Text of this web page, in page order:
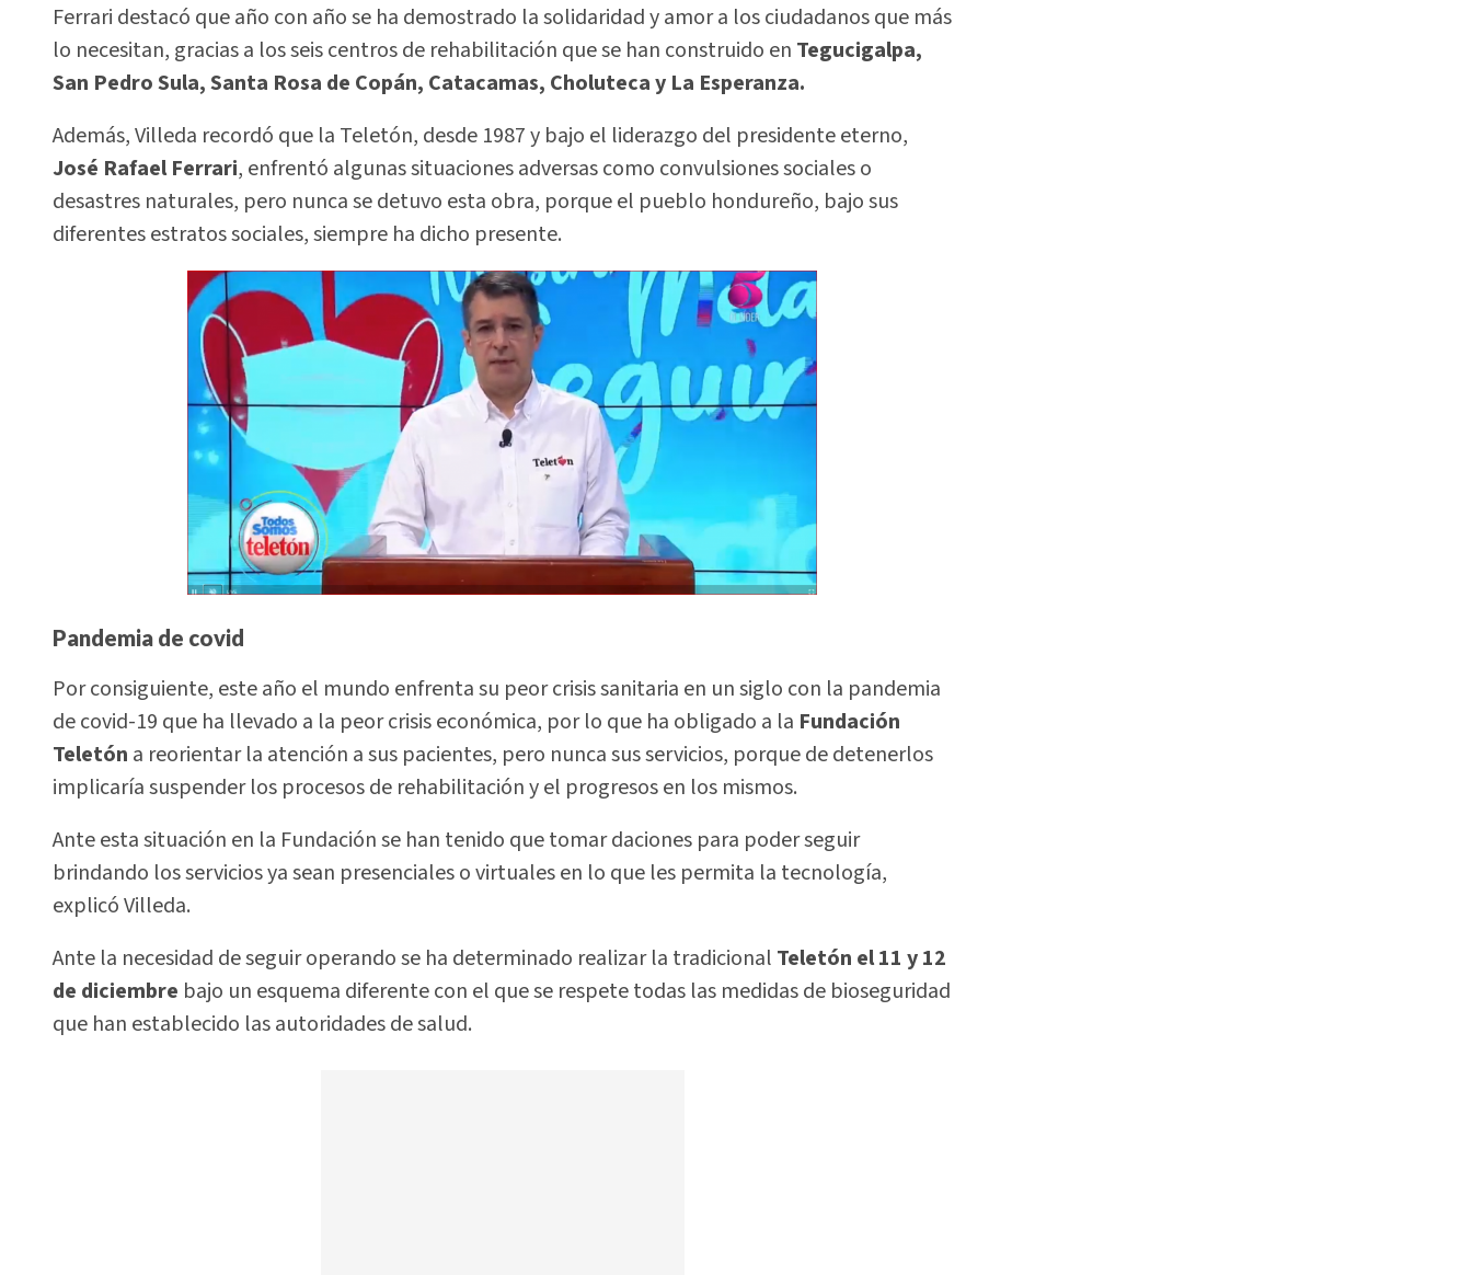
Ferrari destacó que año con año se ha demostrado la solidaridad y amor a los ciudadanos que más
lo necesitan, gracias a los seis centros de rehabilitación que se han construido en Tegucigalpa,
San Pedro Sula, Santa Rosa de Copán, Catacamas, Choluteca y La Esperanza.
Además, Villeda recordó que la Teletón, desde 1987 y bajo el liderazgo del presidente eterno,
José Rafael Ferrari, enfrentó algunas situaciones adversas como convulsiones sociales o
desastres naturales, pero nunca se detuvo esta obra, porque el pueblo hondureño, bajo sus
diferentes estratos sociales, siempre ha dicho presente.
Pandemia de covid
Por consiguiente, este año el mundo enfrenta su peor crisis sanitaria en un siglo con la pandemia
de covid-19 que ha llevado a la peor crisis económica, por lo que ha obligado a la Fundación
Teletón a reorientar la atención a sus pacientes, pero nunca sus servicios, porque de detenerlos
implicaría suspender los procesos de rehabilitación y el progresos en los mismos.
Ante esta situación en la Fundación se han tenido que tomar daciones para poder seguir
brindando los servicios ya sean presenciales o virtuales en lo que les permita la tecnología,
explicó Villeda.
Ante la necesidad de seguir operando se ha determinado realizar la tradicional Teletón el 11 y 12
de diciembre bajo un esquema diferente con el que se respete todas las medidas de bioseguridad
que han establecido las autoridades de salud.